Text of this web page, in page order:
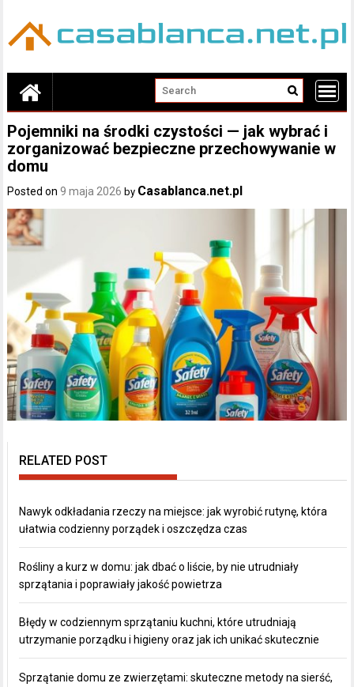
content
Pojemniki na środki czystości — jak wybrać i
zorganizować bezpieczne przechowywanie w
domu
Posted on9 maja 2026 by Casablanca.net.pl
RELATED POST
Nawyk odkładania rzeczy na miejsce: jak wyrobić rutynę, która
ułatwia codzienny porządek i oszczędza czas
Rośliny a kurz w domu: jak dbać o liście, by nie utrudniały
sprzątania i poprawiały jakość powietrza
Błędy w codziennym sprzątaniu kuchni, które utrudniają
utrzymanie porządku i higieny oraz jak ich unikać skutecznie
Sprzątanie domu ze zwierzętami: skuteczne metody na sierść,